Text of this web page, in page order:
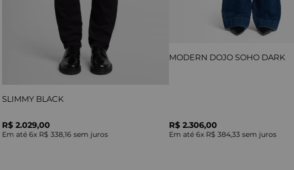
SLIMMY BLACK
R$ 2.029,00
Em até 6x R$ 338,16 sem juros
MODERN DOJO SOHO DARK
R$ 2.306,00
Em até 6x R$ 384,33 sem juros